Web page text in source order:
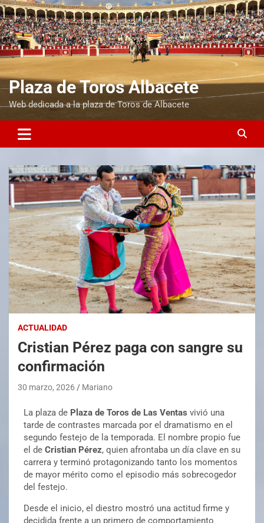
Plaza de Toros Albacete
Web dedicada a la plaza de Toros de Albacete
ACTUALIDAD
Cristian Pérez paga con sangre su
confirmación
30 marzo, 2026 Mariano
La plaza de Plaza de Toros de Las Ventas vivió una
tarde de contrastes marcada por el dramatismo en el
segundo festejo de la temporada. El nombre propio fue
el de Cristian Pérez, quien afrontaba un día clave en su
carrera y terminó protagonizando tanto los momentos
de mayor mérito como el episodio más sobrecogedor
del festejo.
Desde el inicio, el diestro mostró una actitud firme y
decidida frente a un primero de comportamiento